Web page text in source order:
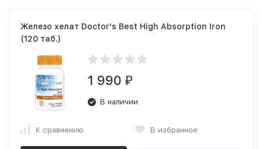
Железо хелат Doctor's Best High Absorption Iron
(120 таб.)
1 990 ₽
В наличии
К сравнению В избранное